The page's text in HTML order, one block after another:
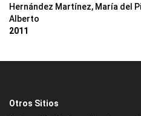
Hernández Martínez, María del
Alberto
2011
Otros Sitios